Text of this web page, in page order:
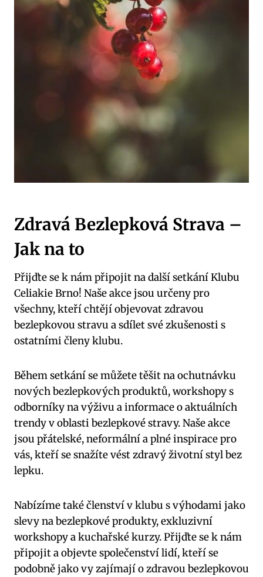
Zdravá Bezlepková Strava –
Jak na to
Přijďte se k nám připojit na další setkání Klubu
Celiakie Brno! Naše akce jsou určeny pro
všechny, kteří chtějí objevovat zdravou
bezlepkovou stravu a sdílet své zkušenosti s
ostatními členy klubu.
Během setkání se můžete těšit na ochutnávku
nových bezlepkových produktů, workshopy s
odborníky na výživu a informace o aktuálních
trendy v oblasti bezlepkové stravy. Naše akce
jsou přátelské, neformální a plné inspirace pro
vás, kteří se snažíte vést zdravý životní styl bez
lepku.
Nabízíme také členství v klubu s výhodami jako
slevy na bezlepkové produkty, exkluzivní
workshopy a kuchařské kurzy. Přijďte se k nám
připojit a objevte společenství lidí, kteří se
podobně jako vy zajímají o zdravou bezlepkovou